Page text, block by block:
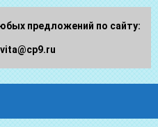
предложений по сайту: